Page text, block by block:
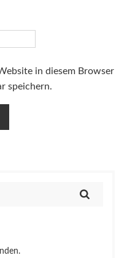
in diesem Browser
speichern.